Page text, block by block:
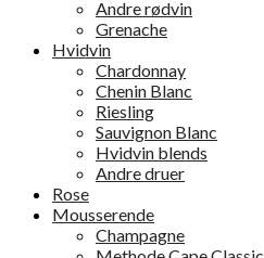
Andre rødvin
Grenache
Hvidvin
Chardonnay
Chenin Blanc
Riesling
Sauvignon Blanc
Hvidvin blends
Andre druer
Rose
Mousserende
Champagne